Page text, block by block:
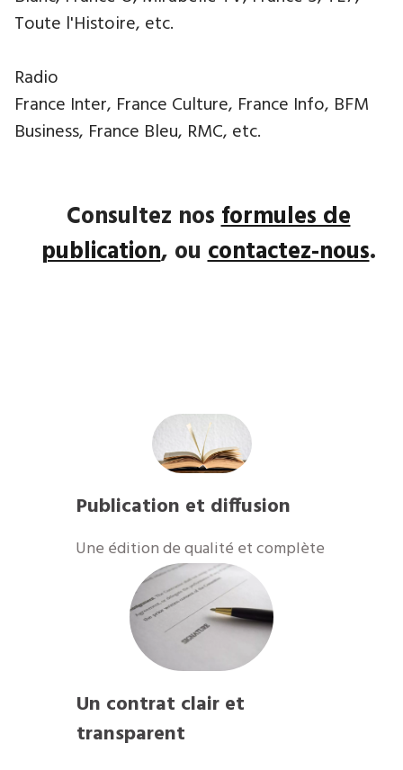
Toute l'Histoire, etc.
Radio
France Inter, France Culture, France Info, BFM
Business, France Bleu, RMC, etc.
Consultez nosformules de
publication, oucontactez-nous.
Publication et diffusion
​Une édition de qualité et complète
Un contrat clair et
transparent